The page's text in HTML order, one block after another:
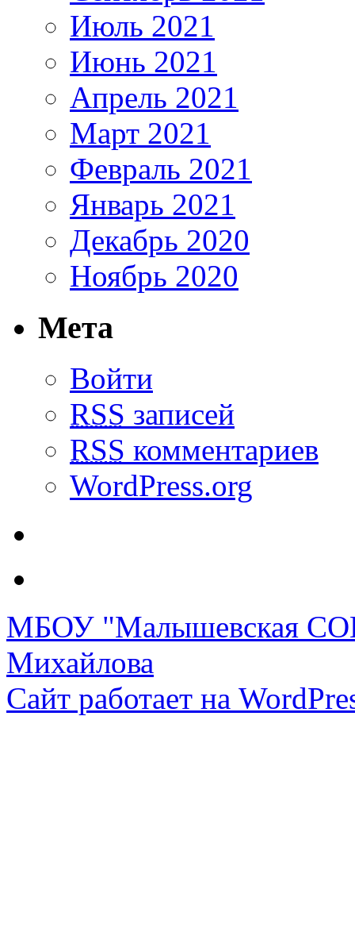
Июль 2021
Июнь 2021
Апрель 2021
Март 2021
Февраль 2021
Январь 2021
Декабрь 2020
Ноябрь 2020
Мета
Войти
RSS записей
RSS комментариев
WordPress.org
МБОУ "Малышевская
Михайлова
Сайт работает на